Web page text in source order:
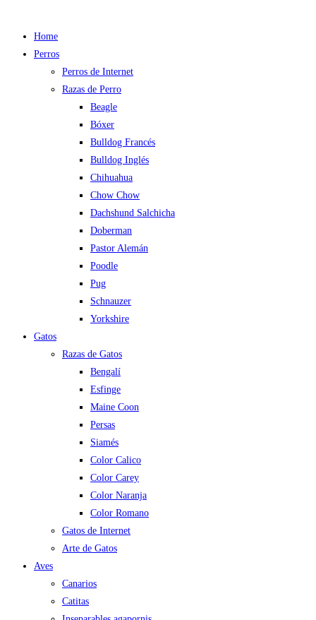
Home
Perros
Perros de Internet
Razas de Perro
Beagle
Bóxer
Bulldog Francés
Bulldog Inglés
Chihuahua
Chow Chow
Dachshund Salchicha
Doberman
Pastor Alemán
Poodle
Pug
Schnauzer
Yorkshire
Gatos
Razas de Gatos
Bengalí
Esfinge
Maine Coon
Persas
Siamés
Color Calico
Color Carey
Color Naranja
Color Romano
Gatos de Internet
Arte de Gatos
Aves
Canarios
Catitas